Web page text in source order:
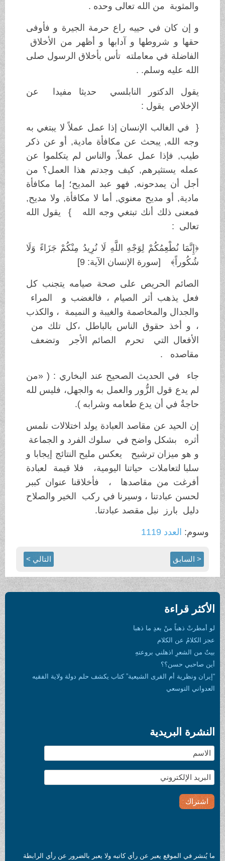
والمثوبة من الله تعالى وحده .
و إن كان في حييه راع حرمة الجيرة و فأوفى
حقها و شروطها و آدابها و أظهر من الأخلاق
الفاضلة في معاملته تأس بأخلاق الرسول صلى
الله عليه وسلم. .
يقول الدكتور النابلسي حديثا مفيدا عن
الإخلاص يقول :
{ في الغالب الإنسان إذا عمل عملاً لا يبتغي به
وجه الله, يبحث عن مكافأة مادية, أو عن ذكر
طيب, فإذا عمل عملاً, والناس لم يتكلموا عن
عمله يستثيرهم, كيف وجدتم هذا العمل؟ من
أجل أن يمدحونه, فهو عبد المديح؛ إما مكافأة
مادية, أو مديح معنوي, أما لا مكافأة, ولا مديح,
فمعنى ذلك أنك تبتغي وجه الله } يقول الله
تعالى :
﴿إِنَّمَا نُطْعِمُكُمْ لِوَجْهِ اللَّهِ لَا نُرِيدُ مِنْكُمْ جَزَاءً وَلَا
شُكُوراً﴾ [سورة الإنسان الآية: 9]
الصائم الحريص على صحة صيامه يتجنب كل
فعل يذهب أثر الصيام ، فالغضب و المراء
والجدال والمخاصمة والغيبة و النميمة ، والكذب
، و أخذ حقوق الناس بالباطل ،كل تلك من
الأفعال التي تحرم الصائم الأجر وتضعف
مقاصده .
جاء في الحديث الصحيح عند البخاري : ( «من
لم يدع قول الزُّور والعمل به والجهل، فليس لله
حاجةٌ في أن يدع طعامه وشرابه ).
إن الحيد عن مقاصد العبادة يولد اختلالات نلمس
أثره بشكل واضح في سلوك الفرد و الجماعة
و هو ميزان ترشيح يعكس مليح النتائج إيجابا و
سلبا لتعاملات حياتنا اليومية، فلا قيمة لعبادة
أفرغت من مقاصدها ، فأخلاقنا عنوان كببر
لحسن عبادتنا ، وسيرنا في ركب الخير والصلاح
دليل بارز نبل مقصد عبادتنا.
وسوم:العدد 1119
< السابق التالي >
الأكثر قراءة
لو أمطرتْ ذهباً منْ بعدِ ما ذهبا
عجز الكلامُ عن الكلام
بيتٌ من الشعرِ اذهلني بروعتهِ
أين صاحبي حسن؟؟
“إيران ونظرية أم القرى الشيعية” كتاب يكشف حلم دولة ولاية الفقيه
العدواني التوسعي
النشرة البريدية
ما يُنشر في الموقع يعبر عن رأي كاتبه ولا يعبر بالضرور عن رأي الرابطة